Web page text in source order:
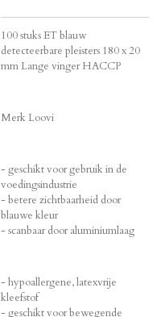
100 stuks ET blauw
detecteerbare pleisters 180 x 20
mm Lange vinger HACCP
Merk Loovi
- geschikt voor gebruik in de
voedingsindustrie
- betere zichtbaarheid door
blauwe kleur
- scanbaar door aluminiumlaag
- hypoallergene, latexvrije
kleefstof
- geschikt voor bewegende